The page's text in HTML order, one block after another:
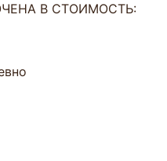
В СТОИМОСТЬ: